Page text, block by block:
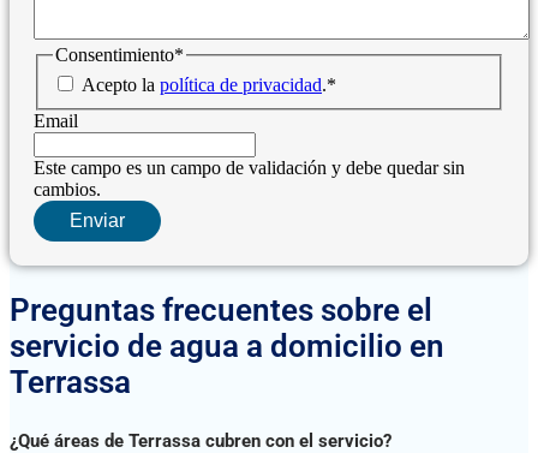
Consentimiento*
Acepto la política de privacidad.*
Email
Este campo es un campo de validación y debe quedar sin
cambios.
Preguntas frecuentes sobre el
servicio de agua a domicilio en
Terrassa
¿Qué áreas de Terrassa cubren con el servicio?